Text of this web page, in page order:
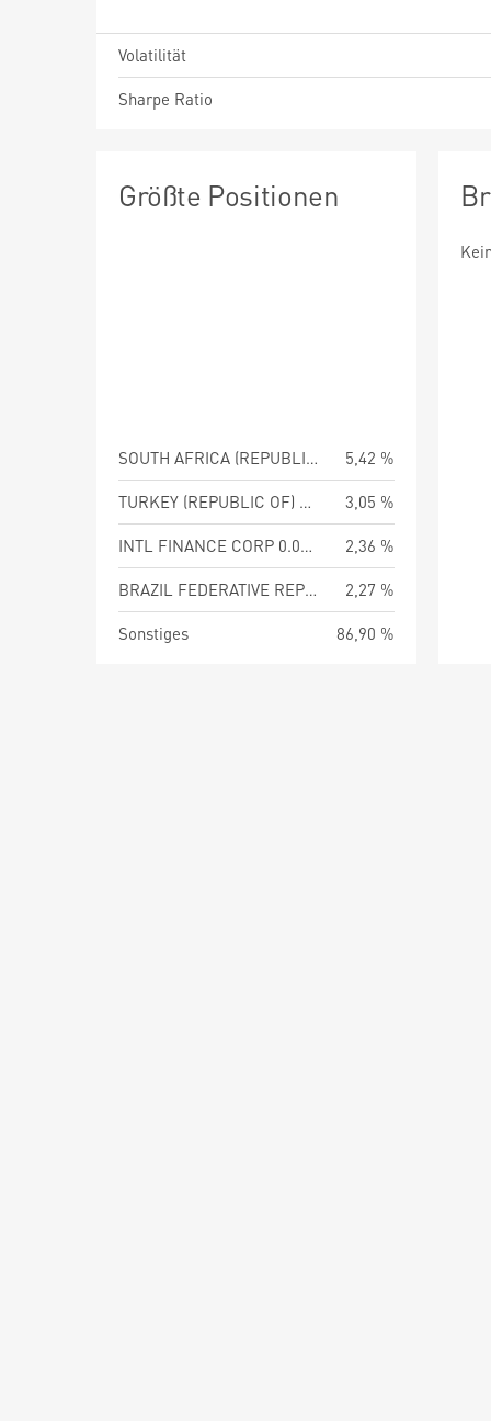
Volatilität
Sharpe Ratio
Größte Positionen
SOUTH AFRICA (REPUBLIC OF) 8.50 PCT
5,42 %
TURKEY (REPUBLIC OF) 30.00 PCT 12-SEP-2029
3,05 %
INTL FINANCE CORP 0.00 PCT 01-FEB-2038
2,36 %
BRAZIL FEDERATIVE REPUBLIC OF
2,27 %
Sonstiges
86,90 %